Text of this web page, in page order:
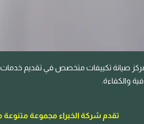
مركز صيانة تكييفات متخصص في تقديم خدمات
والكفاءة.
تقدم شركة الخبراء مجموعة